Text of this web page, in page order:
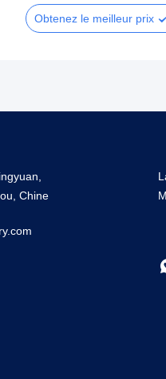
Obtenez le meilleur prix
Chine